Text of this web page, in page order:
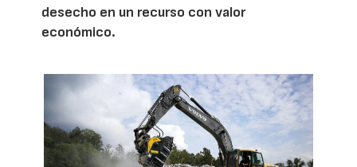
desecho en un recurso con valor
económico.